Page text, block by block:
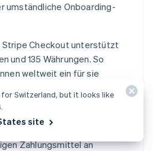
umständliche Onboarding-
Stripe Checkout unterstützt
und 135 Währungen. So
weltweit ein für sie
lokalen Zahlungsmethoden
oder verlassen Sie sich
Zahlungsmittel an
for Switzerland, but it looks like
site